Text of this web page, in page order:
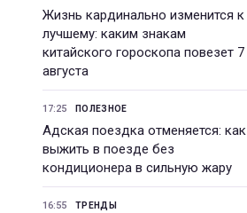
Жизнь кардинально изменится к
лучшему: каким знакам
китайского гороскопа повезет 7
августа
17:25 ПОЛЕЗНОЕ
Адская поездка отменяется: как
выжить в поезде без
кондиционера в сильную жару
16:55 ТРЕНДЫ